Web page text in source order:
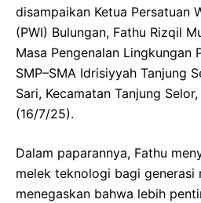
disampaikan Ketua Persatuan
(PWI) Bulungan, Fathu Rizqil
Masa Pengenalan Lingkungan
SMP–SMA Idrisiyyah Tanjung
Sari, Kecamatan Tanjung
(16/7/25).
Dalam paparannya, Fathu
melek teknologi bagi generasi
menegaskan bahwa lebih